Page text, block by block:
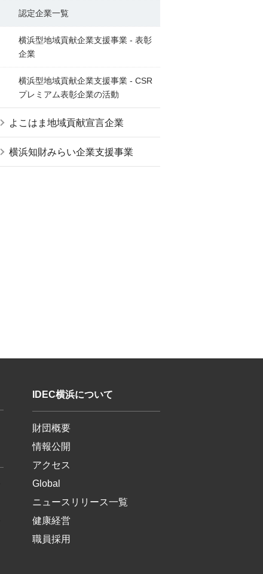
認定企業一覧
横浜型地域貢献企業支援事業 - 表彰
企業
横浜型地域貢献企業支援事業 - CSR
プレミアム表彰企業の活動
よこはま地域貢献宣言企業
横浜知財みらい企業支援事業
IDEC横浜について
財団概要
情報公開
アクセス
Global
ニュースリリース一覧
健康経営
職員採用